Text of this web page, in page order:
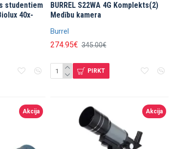
studentiem
40x-
Burrel
BURREL S22WA 4G Komplekts(2)
Medību kamera
274.95€ 345.00€
PIRKT
Akcija Akcija